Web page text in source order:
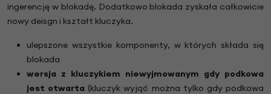
ingerencję w blokadę. Dodatkowo blokada zyskała całkowicie
nowy deisgn i kształt kluczyka.
ulepszone wszystkie komponenty, w których składa się
blokada
wersja z kluczykiem niewyjmowanym gdy podkowa
jest otwarta (kluczyk wyjąć można tylko gdy podkowa